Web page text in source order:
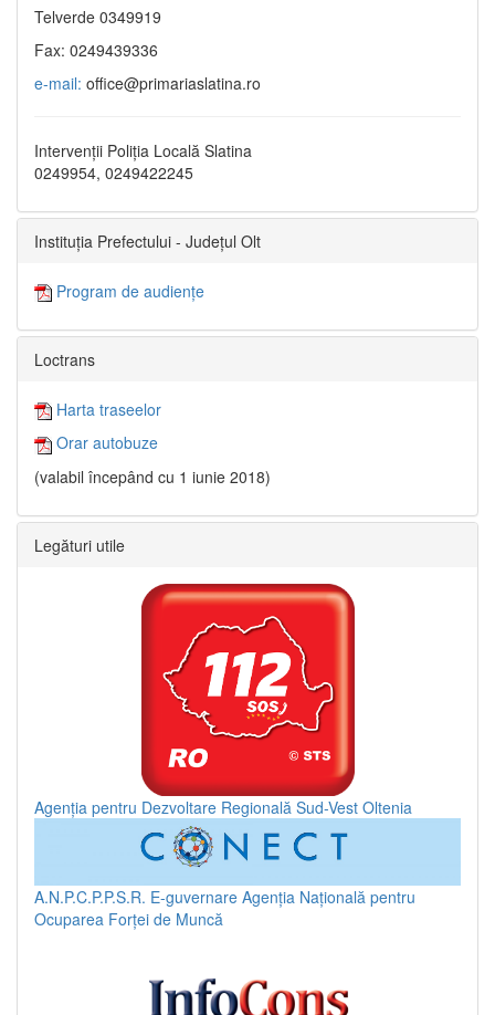
Telverde 0349919
Fax: 0249439336
e-mail: office@primariaslatina.ro
Intervenții Poliția Locală Slatina
0249954, 0249422245
Instituția Prefectului - Județul Olt
Program de audiențe
Loctrans
Harta traseelor
Orar autobuze
(valabil începând cu 1 iunie 2018)
Legături utile
Agenția pentru Dezvoltare Regională Sud-Vest Oltenia
A.N.P.C.P.P.S.R. E-guvernare Agenția Națională pentru
Ocuparea Forței de Muncă